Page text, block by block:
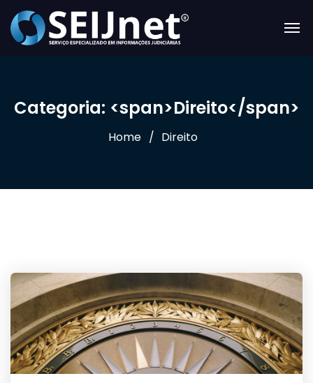
Categoria: <span>Direito</span>
Home Direito